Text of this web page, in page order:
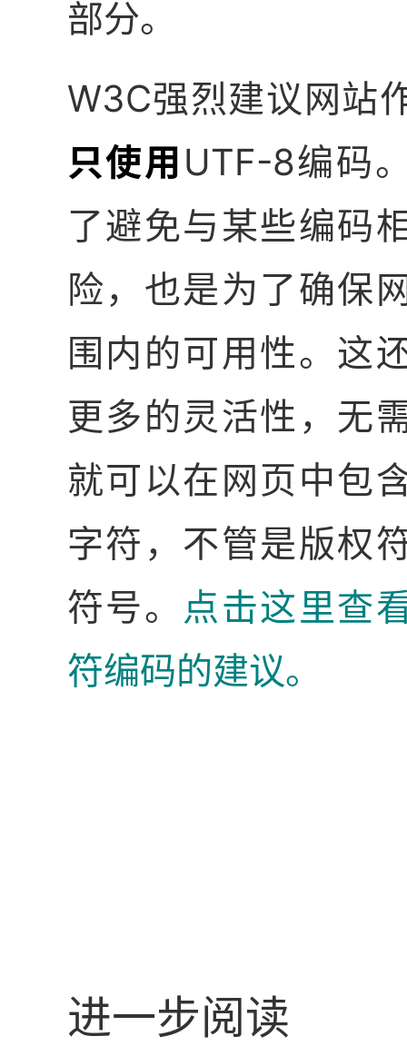
部分。
W3C强烈建议网站
只使用 UTF-8编码
了避免与某些编码
险，也是为了确保
围内的可用性。这
更多的灵活性，无
就可以在网页中包
字符，不管是版权
符号。 点击这里查
符编码的建议。
进一步阅读